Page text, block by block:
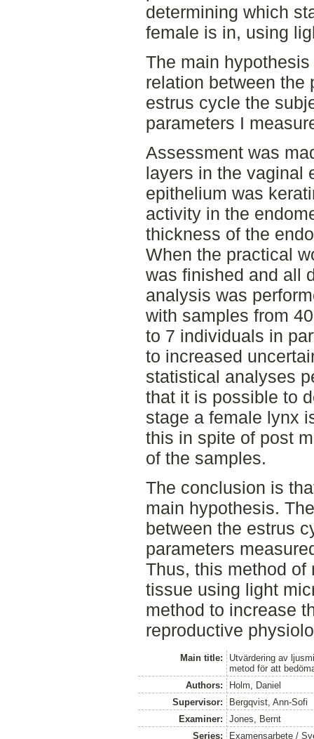
determining which
female is in, using
The main
relation between the
estrus cycle the
parameters I
Assessment was
layers in the vaginal
epithelium was
activity in the
thickness of the
When the practical
was finished and all
analysis was
with samples from
to 7 individuals in
to increased
statistical analyses
that it is possible to
stage a female lynx
this in spite of post
of the samples.
The conclusion is
main hypothesis.
between the estrus
parameters
Thus, this method of
tissue using light
method to increase
reproductive
Main title:
Utvärdering av
metod för att
Authors:
Holm, Daniel
Supervisor:
Bergqvist, Ann-Sofi
Examiner:
Jones, Bernt
Series:
Examensarbete /